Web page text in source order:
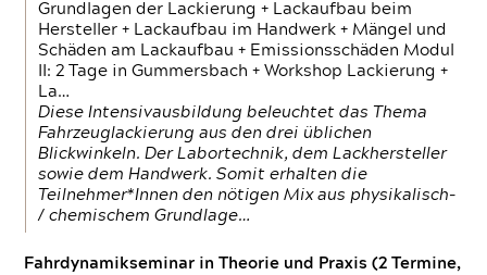
Grundlagen der Lackierung + Lackaufbau beim
Hersteller + Lackaufbau im Handwerk + Mängel und
Schäden am Lackaufbau + Emissionsschäden Modul
II: 2 Tage in Gummersbach + Workshop Lackierung +
La…
Diese Intensivausbildung beleuchtet das Thema
Fahrzeuglackierung aus den drei üblichen
Blickwinkeln. Der Labortechnik, dem Lackhersteller
sowie dem Handwerk. Somit erhalten die
Teilnehmer*Innen den nötigen Mix aus physikalisch-
/ chemischem Grundlage…
Fahrdynamikseminar in Theorie und Praxis (2 Termine,